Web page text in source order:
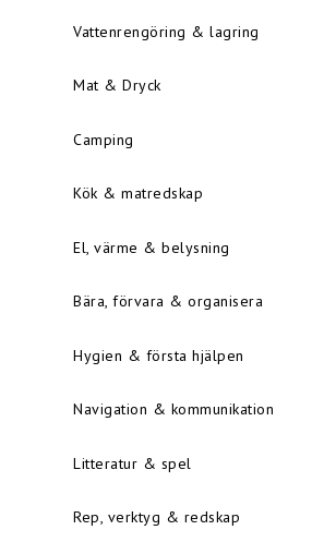
Vattenrengöring & lagring
Mat & Dryck
Camping
Kök & matredskap
El, värme & belysning
Bära, förvara & organisera
Hygien & första hjälpen
Navigation & kommunikation
Litteratur & spel
Rep, verktyg & redskap